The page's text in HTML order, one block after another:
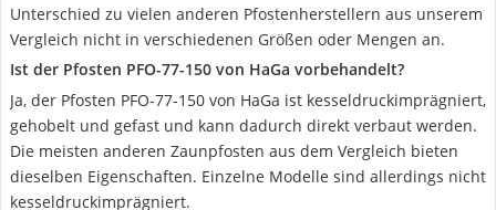
Unterschied zu vielen anderen Pfostenherstellern aus unserem
Vergleich nicht in verschiedenen Größen oder Mengen an.
Ist der Pfosten PFO-77-150 von HaGa vorbehandelt?
Ja, der Pfosten PFO-77-150 von HaGa ist kesseldruckimprägniert,
gehobelt und gefast und kann dadurch direkt verbaut werden.
Die meisten anderen Zaunpfosten aus dem Vergleich bieten
dieselben Eigenschaften. Einzelne Modelle sind allerdings nicht
kesseldruckimprägniert.